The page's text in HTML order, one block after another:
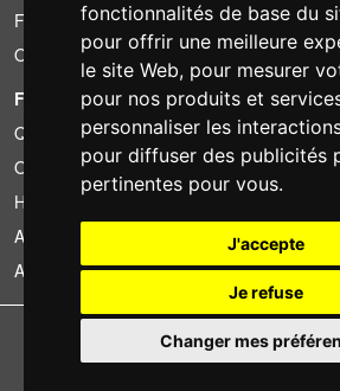
fonctionnalités de base du
pour offrir une meilleure
le site Web, pour mesurer
pour nos produits et
personnaliser les
pour diffuser des publicités
pertinentes pour vous.
J'accepte
Je refuse
Changer mes
Financement
Occasion
FOTOCOLOMBO.IT
Qui sommes-nous
Où nous trouver
Horaires d'ouverture
Avis sur Trovaprezzi
Avis sur Google
Copyright © Fotocolombo Srl - Viale Verdi 95 -
03298370135 - SDI: